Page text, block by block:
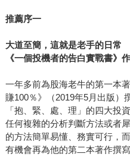
推薦序一
大道至簡，這就是老手的日常
《一個投機者的告白實戰書》
一年多前為股海老牛的第一本
賺100％》（2019年5月出版）
「抱、緊、處、理」的四大投
任何複雜的分析判斷方法或者
的方法簡單易懂、務實可行，
有機會再為他的第二本著作撰